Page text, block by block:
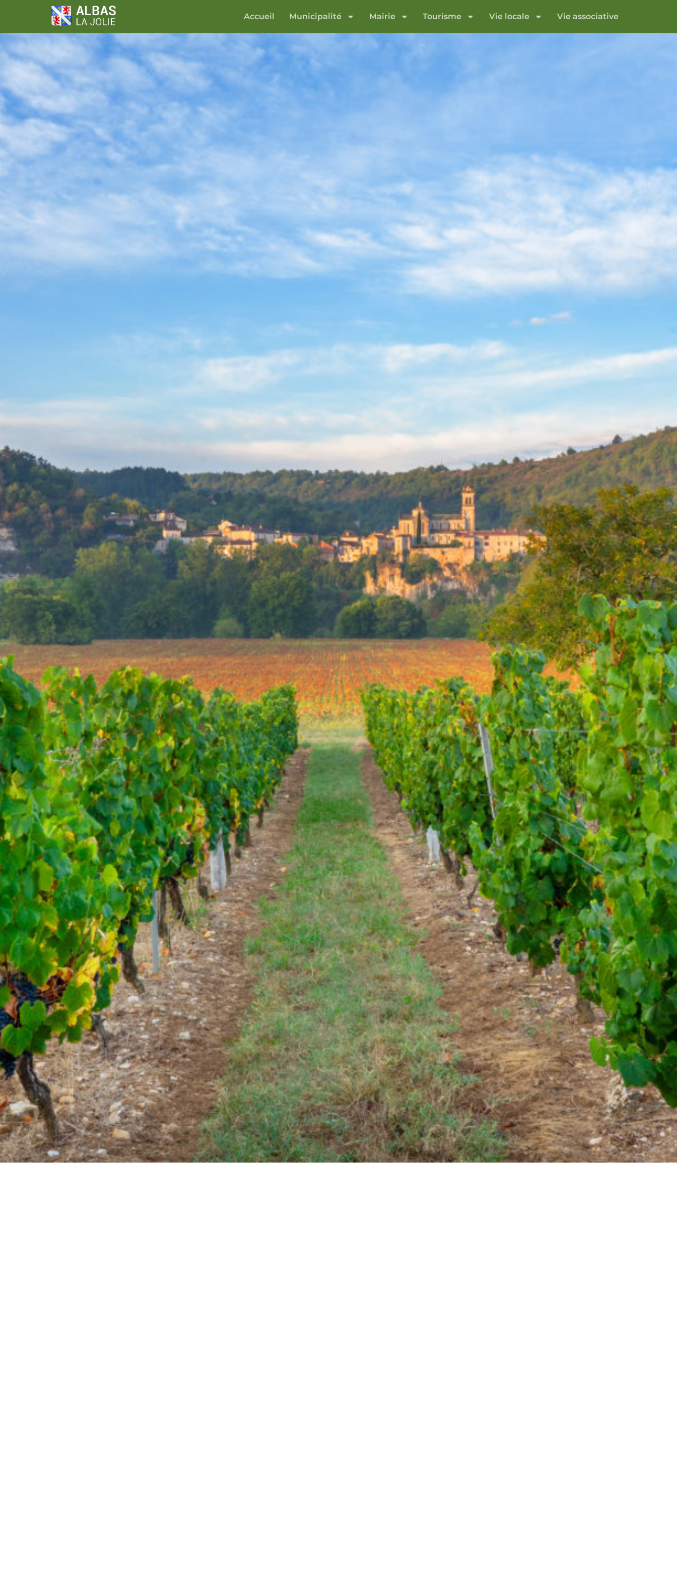
Accueil Municipalité Mairie Tourisme Vie locale Vie associative